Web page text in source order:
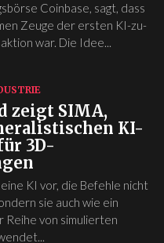
Coinbase, sagt, dass
Zeuge der ersten KI-zu-
war. Die Idee...
zeigt SIMA,
KI-
3D-
KI vor, die Befehle nicht
sie auch wie ein
Reihe von simulierten